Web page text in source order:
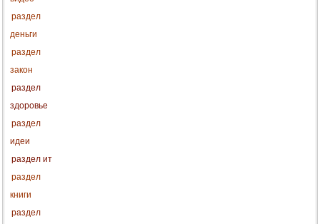
раздел
деньги
раздел
закон
раздел
здоровье
раздел
идеи
раздел ит
раздел
книги
раздел